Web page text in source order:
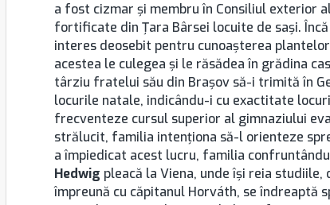
a fost cizmar şi membru în Consiliul exterior
fortificate din Ţara Bârsei locuite de saşi.
interes deosebit pentru cunoaşterea
acestea le culegea şi le răsădea în grădina
târziu fratelui său din Brașov să-i trimită în
locurile natale, indicându-i cu exactitate
frecventeze cursul superior al gimnaziului
strălucit, familia intenţiona să-l orienteze
a împiedicat acest lucru, familia
Hedwig pleacă la Viena, unde îşi reia
împreună cu căpitanul Horváth, se îndreaptă